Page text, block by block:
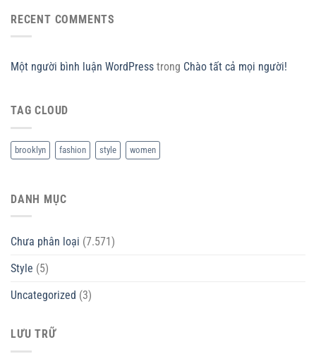
RECENT COMMENTS
Một người bình luận WordPress trong Chào tất cả mọi người!
TAG CLOUD
brooklyn fashion style women
DANH MỤC
Chưa phân loại (7.571)
Style (5)
Uncategorized (3)
LƯU TRỮ